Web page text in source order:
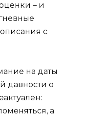
– и
с
на даты
давности о
а